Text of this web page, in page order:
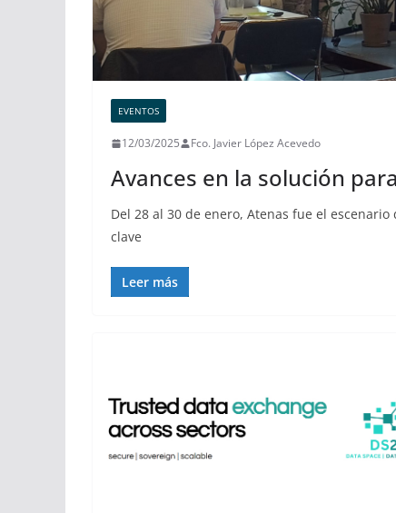
EVENTOS
12/03/2025 Fco. Javier López Acevedo
Avances en la solución
Del 28 al 30 de enero, Atenas fue el
clave
Leer más